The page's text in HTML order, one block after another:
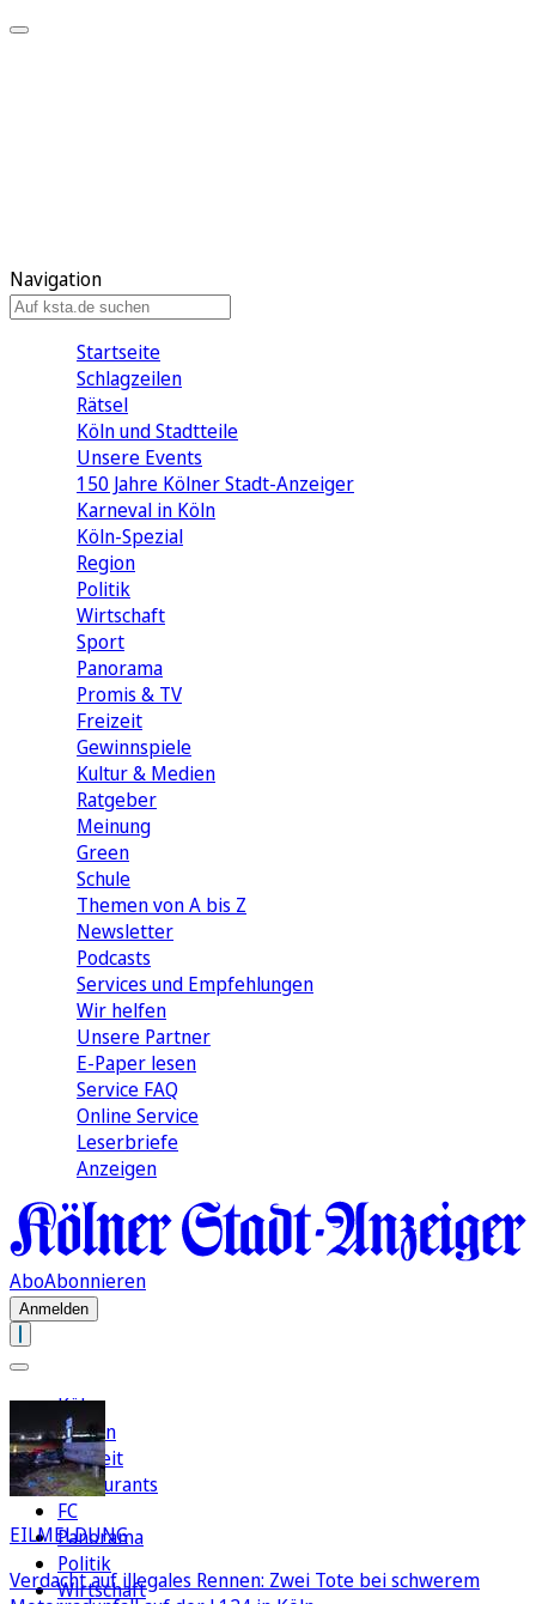
Navigation
Startseite
Schlagzeilen
Rätsel
Köln und Stadtteile
Unsere Events
150 Jahre Kölner Stadt-Anzeiger
Karneval in Köln
Köln-Spezial
Region
Politik
Wirtschaft
Sport
Panorama
Promis & TV
Freizeit
Gewinnspiele
Kultur & Medien
Ratgeber
Meinung
Green
Schule
Themen von A bis Z
Newsletter
Podcasts
Services und Empfehlungen
Wir helfen
Unsere Partner
E-Paper lesen
Service FAQ
Online Service
Leserbriefe
Anzeigen
AboAbonnieren
Anmelden
Köln
Region
Freizeit
Restaurants
FC
Panorama
Politik
Wirtschaft
EILMELDUNG
Verdacht auf illegales Rennen: Zwei Tote bei schwerem